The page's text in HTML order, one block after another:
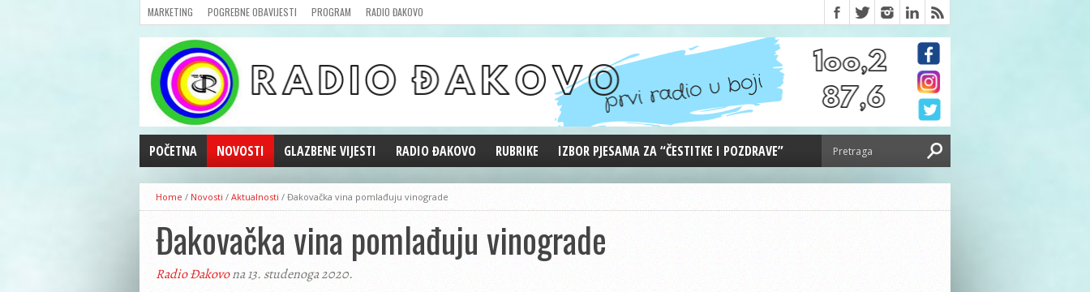
MARKETING POGREBNE OBAVIJESTI PROGRAM RADIO ĐAKOVO
POČETNA NOVOSTI
AKTUALNOSTI
CRNA KRONIKA
POLITIKA
ZANIMLJIVOSTI
GOSPODARSTVO
GLAZBENE VIJESTI RADIO ĐAKOVO
MARKETING
RUBRIKE
REPRIZE EMISIJA
DOBRE VIBRACIJE
ĐAKOVO GRADE
WEB ANKETA
IZBOR PJESAMA ZA “ČESTITKE I POZDRAVE”
Home / Novosti / Aktualnosti / Đakovačka vina pomlađuju vinograde
Đakovačka vina pomlađuju vinograde
Radio Đakovona 13. studenoga 2020.